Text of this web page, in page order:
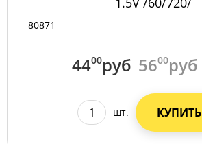
80871
4400руб 5600руб
шт. КУПИТЬ